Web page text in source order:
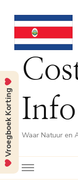
Info
Waar Natuur en
Vroegboek Korting